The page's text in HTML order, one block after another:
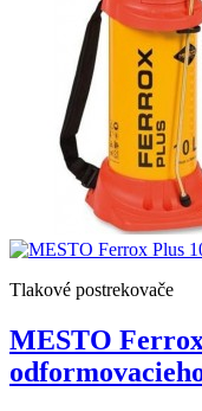
Tlakové postrekovače
MESTO